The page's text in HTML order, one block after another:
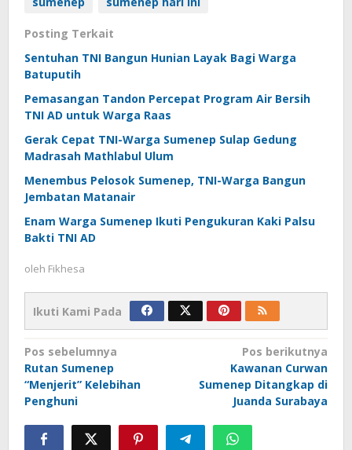
Posting Terkait
Sentuhan TNI Bangun Hunian Layak Bagi Warga
Batuputih
Pemasangan Tandon Percepat Program Air Bersih
TNI AD untuk Warga Raas
Gerak Cepat TNI-Warga Sumenep Sulap Gedung
Madrasah Mathlabul Ulum
Menembus Pelosok Sumenep, TNI-Warga Bangun
Jembatan Matanair
Enam Warga Sumenep Ikuti Pengukuran Kaki Palsu
Bakti TNI AD
oleh Fikhesa
Ikuti Kami Pada
Navigasi
pos
Pos sebelumnya
Rutan Sumenep
“Menjerit” Kelebihan
Penghuni
Pos berikutnya
Kawanan Curwan
Sumenep Ditangkap di
Juanda Surabaya